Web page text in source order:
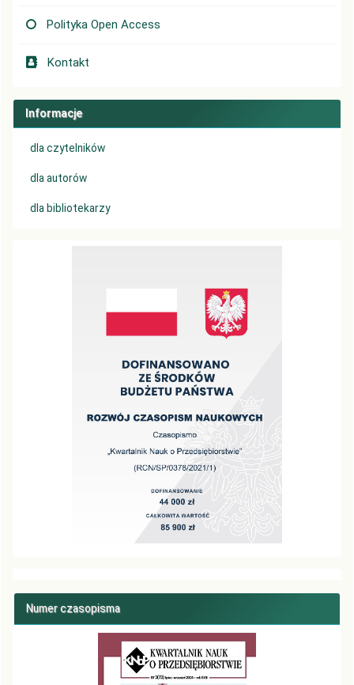
Polityka Open Access
Kontakt
Informacje
dla czytelników
dla autorów
dla bibliotekarzy
Numer czasopisma